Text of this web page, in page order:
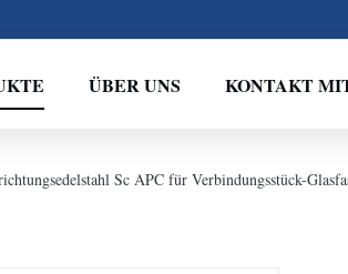
ÜBER UNS KONTAKT
Sc APC für Verbindungsstück-